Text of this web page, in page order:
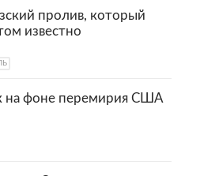
пролив, который
известно
на фоне перемирия США